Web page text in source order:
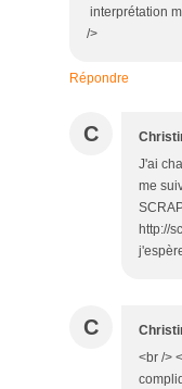
interprétation
/>
Répondre
C
J'ai
me
http://
C
<br />